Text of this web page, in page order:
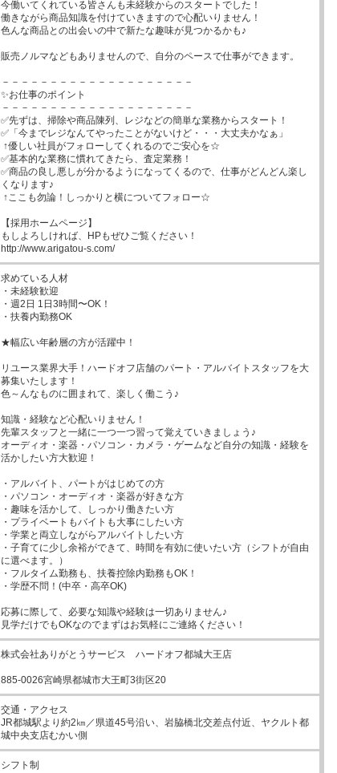
今働いてくれている皆さんも未経験からのスタートでした！
働きながら商品知識を付けていきますので心配いりません！
色んな商品との出会いの中で新たな趣味が見つかるかも♪
販売ノルマなどもありませんので、自分のペースで仕事ができます。
－－－－－－－－－－－－－－－－－－－－
✨お仕事のポイント
－－－－－－－－－－－－－－－－－－－－
✅先ずは、掃除や商品陳列、レジなどの簡単な業務からスタート！
✅「今までレジなんてやったことがないけど・・・大丈夫かなぁ」
✅基本的な業務に慣れてきたら、査定業務！
✅商品の良し悪しが分かるようになってくるので、仕事がどんどん楽し
くなります♪
【採用ホームページ】
もしよろしければ、HPもぜひご覧ください！
http://www.arigatou-s.com/
求めている人材
・未経験歓迎
・週2日 1日3時間〜OK！
・扶養内勤務OK
★幅広い年齢層の方が活躍中！
リユース業界大手！ハードオフ店舗のパート・アルバイトスタッフを大
募集いたします！
色～んなものに囲まれて、楽しく働こう♪
知識・経験など心配いりません！
先輩スタッフと一緒に一つ一つ習って覚えていきましょう♪
オーディオ・楽器・パソコン・カメラ・ゲームなど自分の知識・経験を
活かしたい方大歓迎！
・アルバイト、パートがはじめての方
・パソコン・オーディオ・楽器が好きな方
・趣味を活かして、しっかり働きたい方
・プライベートもバイトも大事にしたい方
・学業と両立しながらアルバイトしたい方
・子育てに少し余裕ができて、時間を有効に使いたい方（シフトが自由
に選べます。）
・フルタイム勤務も、扶養控除内勤務もOK！
・学歴不問！(中卒・高卒OK)
応募に際して、必要な知識や経験は一切ありません♪
見学だけでもOKなのでまずはお気軽にご連絡ください！
株式会社ありがとうサービス　ハードオフ都城大王店
885-0026宮崎県都城市大王町3街区20
交通・アクセス
JR都城駅より約2㎞／県道45号沿い、岩脇橋北交差点付近、ヤクルト都
城中央支店むかい側
シフト制